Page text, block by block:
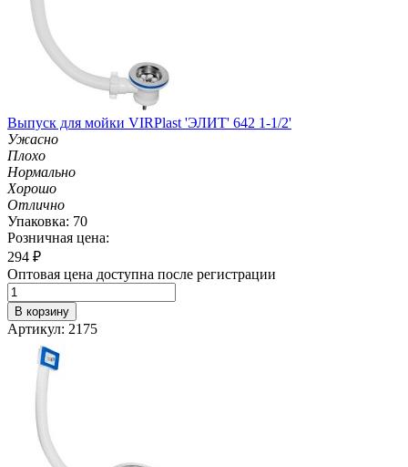
Выпуск для мойки VIRPlast 'ЭЛИТ' 642 1-1/2'
Ужасно
Плохо
Нормально
Хорошо
Отлично
Упаковка: 70
Розничная цена:
294 ₽
Оптовая цена доступна после регистрации
В корзину
Артикул: 2175